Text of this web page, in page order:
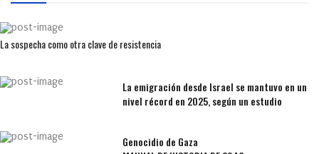
La sospecha como otra clave de resistencia
La emigración desde Israel se mantuvo en un
nivel récord en 2025, según un estudio
Genocidio de Gaza